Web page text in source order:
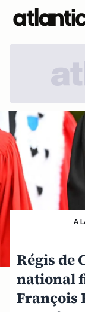
A
Régis de
national
François